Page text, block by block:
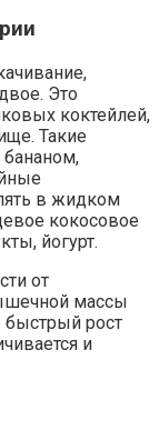
Это
коктейлей,
Такие
бананом,
в жидком
кокосовое
йогурт.
от
массы
быстрый рост
и